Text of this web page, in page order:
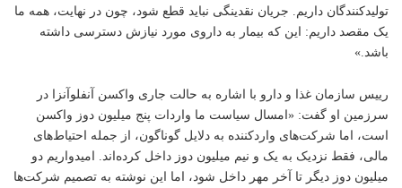
تولیدکنندگان داریم. جریان نقدینگی نباید قطع شود، چون در نهایت، همه ما
یک مقصد داریم: این که بیمار به داروی مورد نیازش دسترسی داشته
باشد.»
رییس سازمان غذا و دارو با اشاره به حالت جاری واکسن آنفلوآنزا در
سرزمین او گفت: «امسال سیاست ما واردات پنج میلیون دوز واکسن
است، اما شرکت‌های واردکننده به دلایل گوناگون، از جمله احتیاط‌های
مالی، فقط نزدیک به یک و نیم میلیون دوز داخل کرده‌اند. امیدواریم دو
میلیون دوز دیگر تا آخر مهر داخل شود، اما این نوشته به تصمیم شرکت‌ها